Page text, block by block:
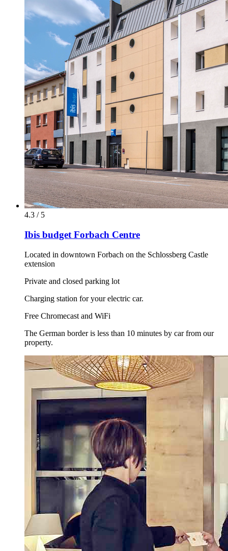
4.3 / 5
Ibis budget Forbach Centre
Located in downtown Forbach on the Schlossberg Castle
extension
Private and closed parking lot
Charging station for your electric car.
Free Chromecast and WiFi
The German border is less than 10 minutes by car from our
property.